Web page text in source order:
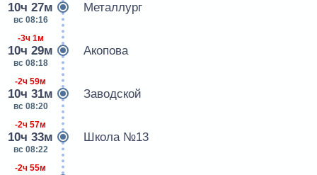
10ч 27м
вс 08:16
Металлург
-3ч 1м
10ч 29м
вс 08:18
Акопова
-2ч 59м
10ч 31м
вс 08:20
Заводской
-2ч 57м
10ч 33м
вс 08:22
Школа №13
-2ч 55м